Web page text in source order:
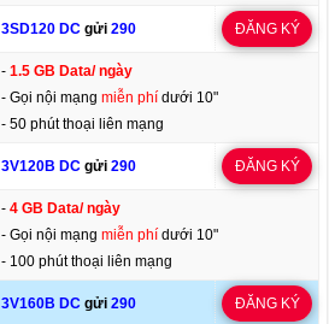
3SD120 DCgửi 290 ĐĂNG KÝ
-1.5 GB Data/ ngày
- Gọi nội mạngmiễn phídưới 10"
- 50 phút thoại liên mạng
3V120B DCgửi 290 ĐĂNG KÝ
-4 GB Data/ ngày
- Gọi nội mạngmiễn phídưới 10"
- 100 phút thoại liên mạng
3V160B DCgửi 290 ĐĂNG KÝ